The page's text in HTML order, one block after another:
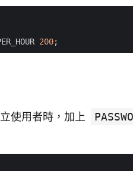
200;
使用者時，加上